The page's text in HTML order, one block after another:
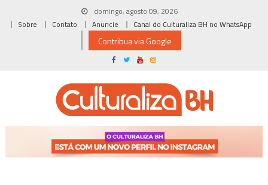
domingo, agosto 09, 2026
Sobre
Contato Anuncie Canal do Culturaliza BH no WhatsApp
Contribua via Google